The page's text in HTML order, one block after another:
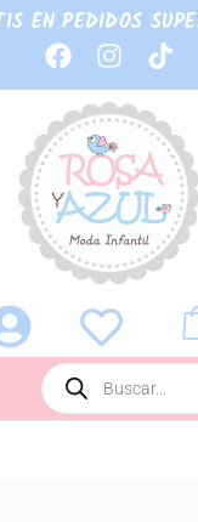
EN PEDIDOS